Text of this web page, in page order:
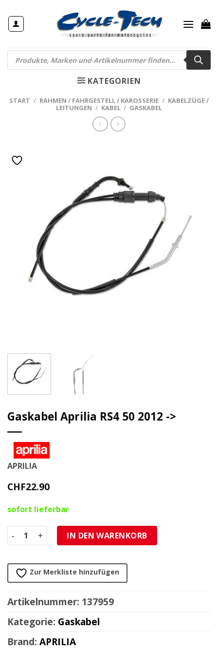
Inhalt
springen
Products
search
KATEGORIEN
START / RAHMEN / FAHRGESTELL / KAROSSERIE / KABELZÜGE /
LEITUNGEN / KABEL / GASKABEL
Gaskabel Aprilia RS4 50 2012 ->
APRILIA
CHF22.90
sofort lieferbar
Gaskabel Aprilia RS4 50 2012 -> Menge
IN DEN WARENKORB
Zur Merkliste hinzufügen
Artikelnummer: 137959
Kategorie: Gaskabel
Brand: APRILIA